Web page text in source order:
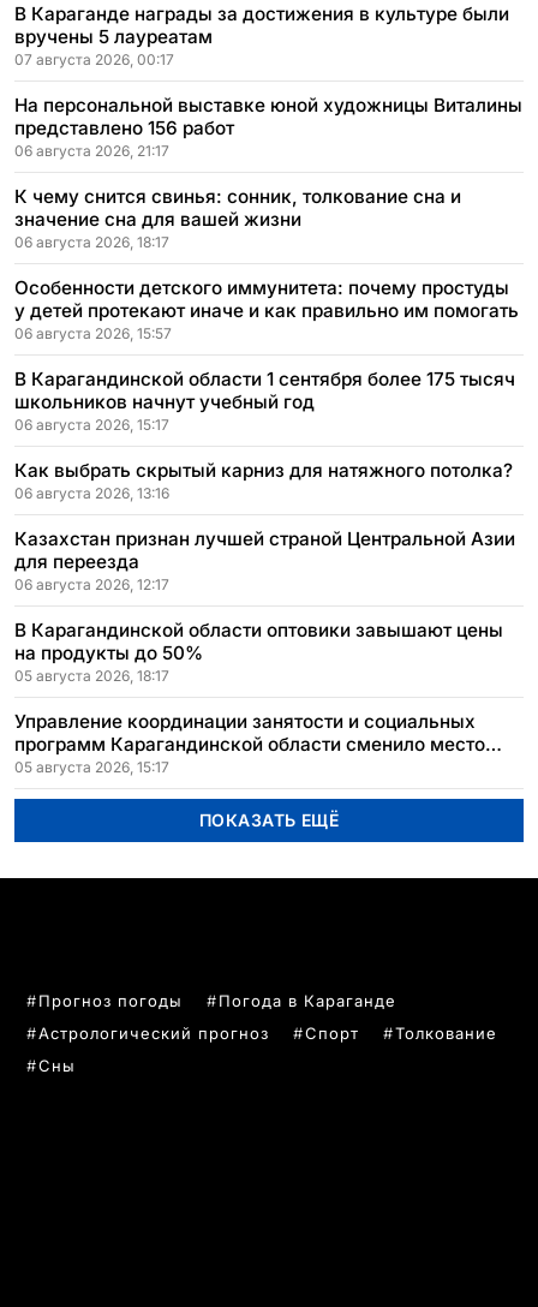
В Караганде награды за достижения в культуре были
вручены 5 лауреатам
07 августа 2026, 00:17
На персональной выставке юной художницы Виталины
представлено 156 работ
06 августа 2026, 21:17
К чему снится свинья: сонник, толкование сна и
значение сна для вашей жизни
06 августа 2026, 18:17
Особенности детского иммунитета: почему простуды
у детей протекают иначе и как правильно им помогать
06 августа 2026, 15:57
В Карагандинской области 1 сентября более 175 тысяч
школьников начнут учебный год
06 августа 2026, 15:17
Как выбрать скрытый карниз для натяжного потолка?
06 августа 2026, 13:16
Казахстан признан лучшей страной Центральной Азии
для переезда
06 августа 2026, 12:17
В Карагандинской области оптовики завышают цены
на продукты до 50%
05 августа 2026, 18:17
Управление координации занятости и социальных
программ Карагандинской области сменило место
расположения
05 августа 2026, 15:17
ПОКАЗАТЬ ЕЩЁ
Прогноз погоды
Погода в Караганде
Астрологический прогноз
Спорт
Толкование
Сны